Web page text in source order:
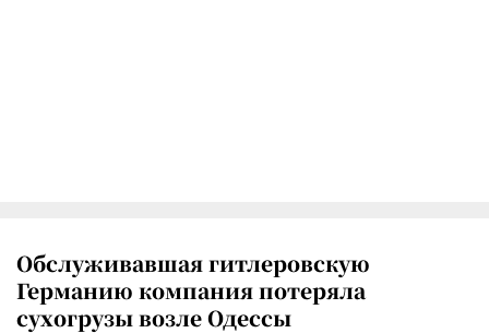
Обслуживавшая гитлеровскую
Германию компания потеряла
сухогрузы возле Одессы